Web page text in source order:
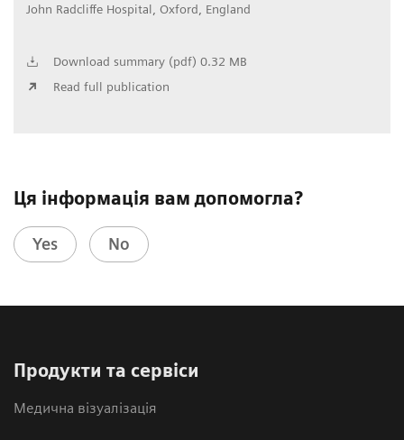
John Radcliffe Hospital, Oxford, England
Download summary (pdf) 0.32 MB
Read full publication
Ця інформація вам допомогла?
Yes No
Продукти та сервіси
Медична візуалізація